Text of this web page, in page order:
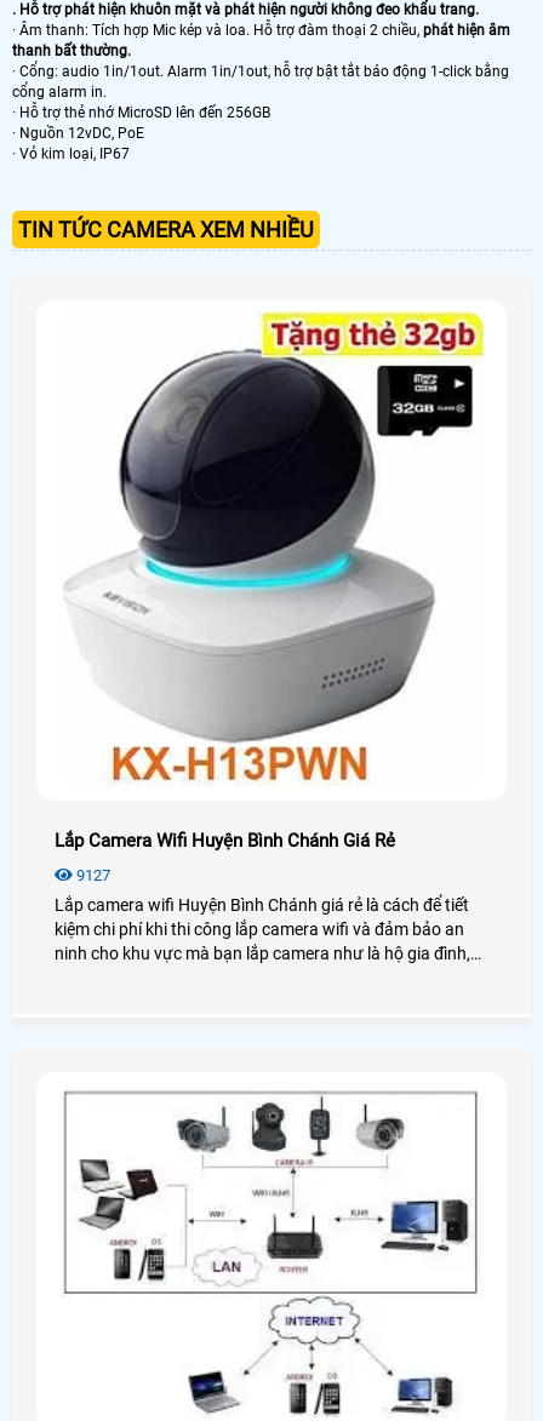
. Hỗ trợ phát hiện khuôn mặt và phát hiện người không đeo khẩu trang.
· Âm thanh: Tích hợp Mic kép và loa. Hỗ trợ đàm thoại 2 chiều, phát hiện âm
thanh bất thường.
· Cổng: audio 1in/1out. Alarm 1in/1out, hỗ trợ bật tắt báo động 1-click bằng
cổng alarm in.
· Hỗ trợ thẻ nhớ MicroSD lên đến 256GB
· Nguồn 12vDC, PoE
· Vỏ kim loại, IP67
TIN TỨC CAMERA XEM NHIỀU
Lắp Camera Wifi Huyện Bình Chánh Giá Rẻ
9127
Lắp camera wifi Huyện Bình Chánh giá rẻ là cách để tiết
kiệm chi phí khi thi công lắp camera wifi và đảm bảo an
ninh cho khu vực mà bạn lắp camera như là hộ gia đình,